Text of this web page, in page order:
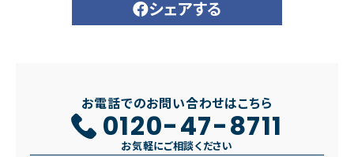
シェアする
お電話でのお問い合わせはこちら
0120-47-8711
お気軽にご相談ください